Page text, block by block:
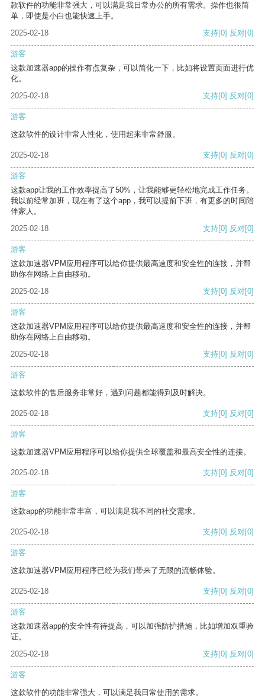
款软件的功能非常强大，可以满足我日常办公的所有需求。操作也很简
单，即使是小白也能快速上手。
2025-02-18
支持[0] 反对[0]
游客
这款加速器app的操作有点复杂，可以简化一下，比如将设置页面进行优
化。
2025-02-18
支持[0] 反对[0]
游客
这款软件的设计非常人性化，使用起来非常舒服。
2025-02-18 支持[0] 反对[0]
游客
这款app让我的工作效率提高了50%，让我能够更轻松地完成工作任务。
我以前经常加班，现在有了这个app，我可以提前下班，有更多的时间陪
伴家人。
2025-02-18
支持[0] 反对[0]
游客
这款加速器VPM应用程序可以给你提供最高速度和安全性的连接，并帮
助你在网络上自由移动。
2025-02-18
支持[0] 反对[0]
游客
这款加速器VPM应用程序可以给你提供最高速度和安全性的连接，并帮
助你在网络上自由移动。
2025-02-18
支持[0] 反对[0]
游客
这款软件的售后服务非常好，遇到问题都能得到及时解决。
2025-02-18 支持[0] 反对[0]
游客
这款加速器VPM应用程序可以给你提供全球覆盖和最高安全性的连接。
2025-02-18 支持[0] 反对[0]
游客
这款app的功能非常丰富，可以满足我不同的社交需求。
2025-02-18 支持[0] 反对[0]
游客
这款加速器VPM应用程序已经为我们带来了无限的流畅体验。
2025-02-18 支持[0] 反对[0]
游客
这款加速器app的安全性有待提高，可以加强防护措施，比如增加双重验
证。
2025-02-18
支持[0] 反对[0]
游客
这款软件的功能非常强大，可以满足我日常使用的需求。